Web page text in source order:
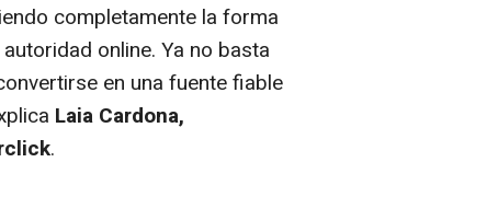
completamente la forma
online. Ya no basta
en una fuente fiable
Laia Cardona,
.